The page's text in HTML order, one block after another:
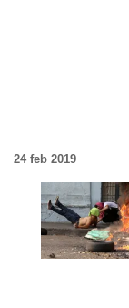
24 feb 2019